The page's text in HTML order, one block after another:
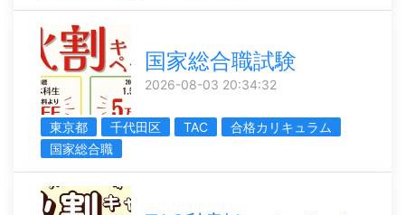
国家総合職試験
2026-08-03 20:34:32
東京都 千代田区 TAC
合格カリキュラム
国家総合職